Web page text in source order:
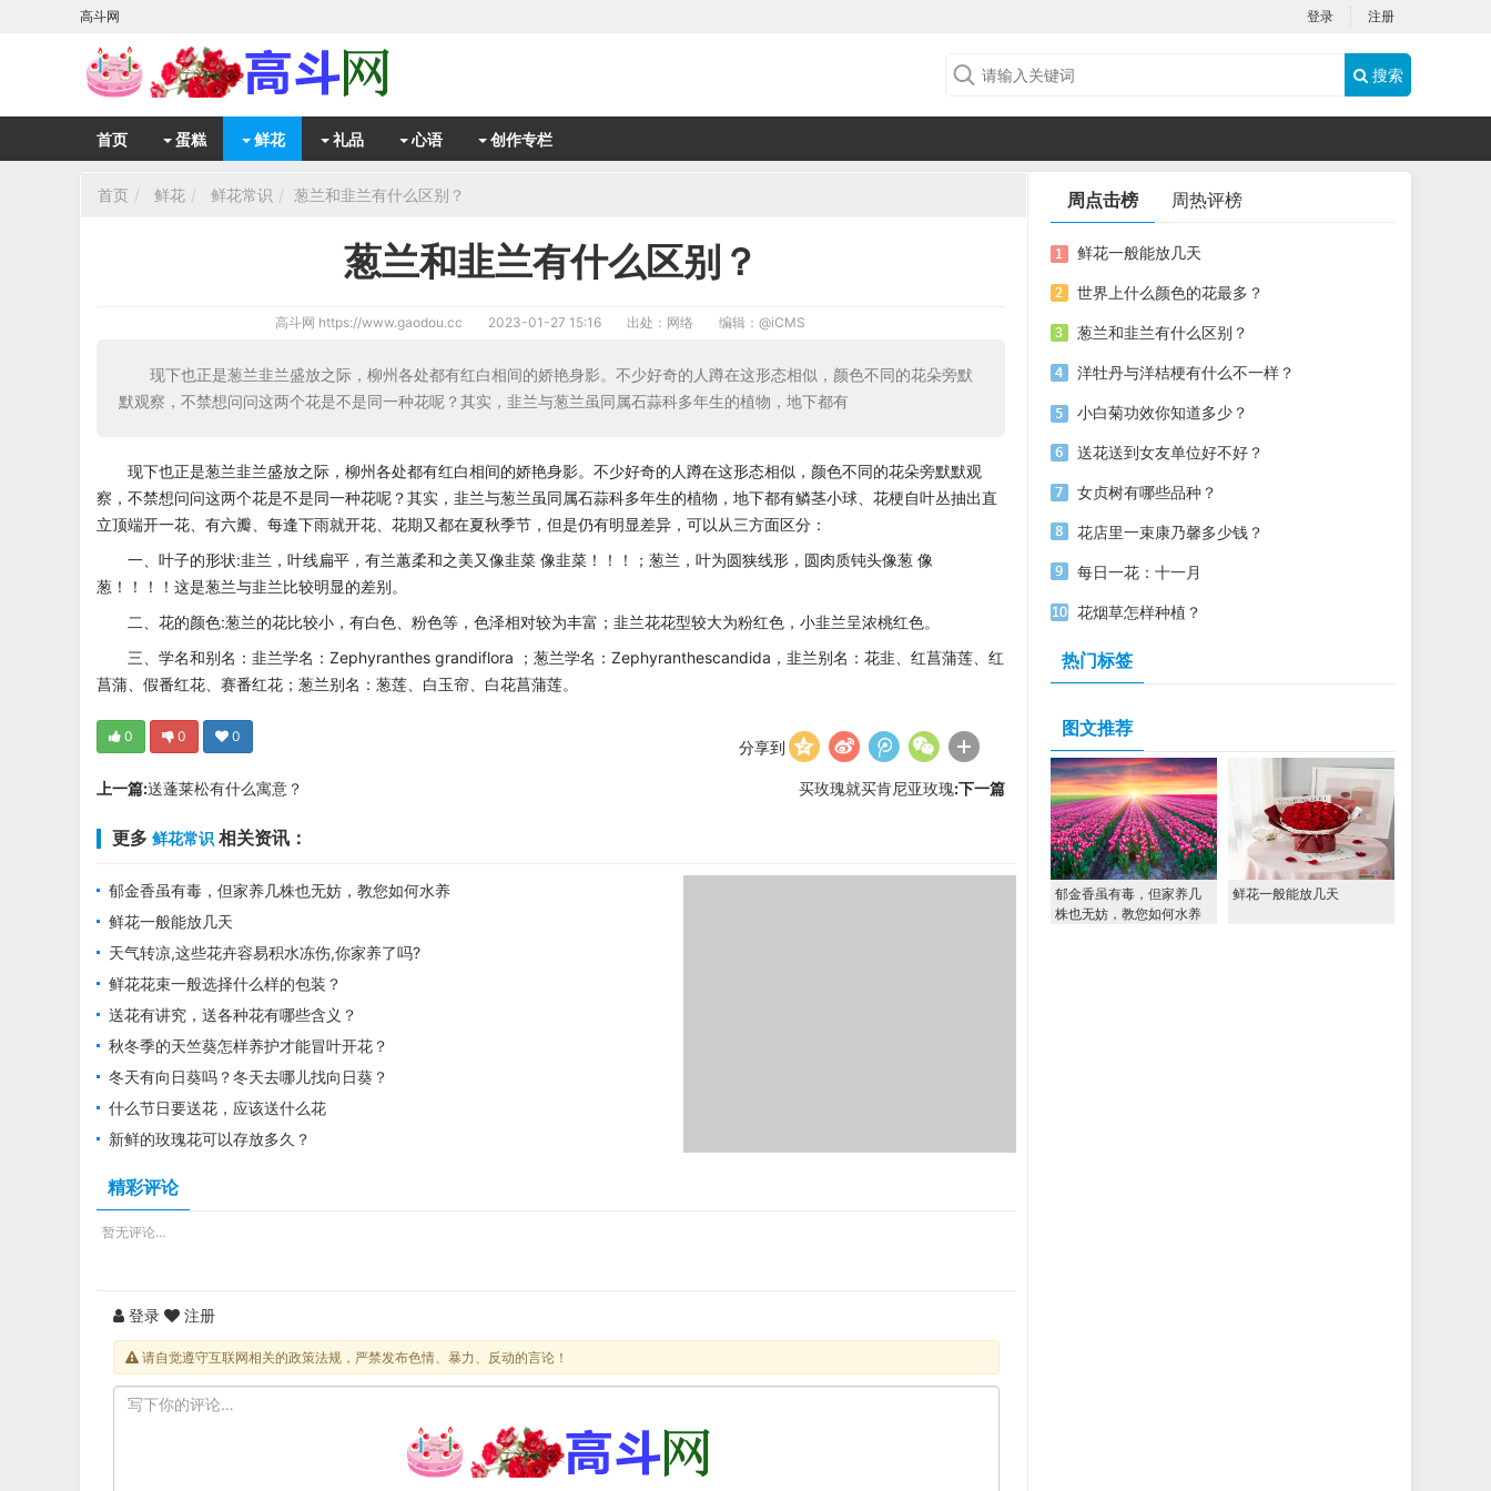
高斗网 登录 注册
搜索
首页 蛋糕 鲜花 礼品 心语 创作专栏
首页 鲜花 鲜花常识 葱兰和韭兰有什么区别？
葱兰和韭兰有什么区别？
高斗网 https://www.gaodou.cc 2023-01-27 15:16 出处：网络 编辑： @iCMS
现下也正是葱兰韭兰盛放之际，柳州各处都有红白相间的娇艳身影。不少好奇的人蹲在这形态相似，颜色不同的花朵旁默
默观察，不禁想问问这两个花是不是同一种花呢？其实，韭兰与葱兰虽同属石蒜科多年生的植物，地下都有
现下也正是葱兰韭兰盛放之际，柳州各处都有红白相间的娇艳身影。不少好奇的人蹲在这形态相似，颜色不同的花朵旁默默观
察，不禁想问问这两个花是不是同一种花呢？其实，韭兰与葱兰虽同属石蒜科多年生的植物，地下都有鳞茎小球、花梗自叶丛抽出直
立顶端开一花、有六瓣、每逢下雨就开花、花期又都在夏秋季节，但是仍有明显差异，可以从三方面区分：
一、叶子的形状:韭兰，叶线扁平，有兰蕙柔和之美又像韭菜 像韭菜！！！；葱兰，叶为圆狭线形，圆肉质钝头像葱 像
葱！！！！这是葱兰与韭兰比较明显的差别。
二、花的颜色:葱兰的花比较小，有白色、粉色等，色泽相对较为丰富；韭兰花花型较大为粉红色，小韭兰呈浓桃红色。
三、学名和别名：韭兰学名：Zephyranthes grandiflora ；葱兰学名：Zephyranthescandida，韭兰别名：花韭、红菖蒲莲、红
菖蒲、假番红花、赛番红花；葱兰别名：葱莲、白玉帘、白花菖蒲莲。
分享到
0 0 0
上一篇:送蓬莱松有什么寓意？ 买玫瑰就买肯尼亚玫瑰:下一篇
更多 鲜花常识 相关资讯：
郁金香虽有毒，但家养几株也无妨，教您如何水养
鲜花一般能放几天
天气转凉,这些花卉容易积水冻伤,你家养了吗?
鲜花花束一般选择什么样的包装？
送花有讲究，送各种花有哪些含义？
秋冬季的天竺葵怎样养护才能冒叶开花？
冬天有向日葵吗？冬天去哪儿找向日葵？
什么节日要送花，应该送什么花
新鲜的玫瑰花可以存放多久？
精彩评论
暂无评论...
登录 注册
请自觉遵守互联网相关的政策法规，严禁发布色情、暴力、反动的言论！
周点击榜 周热评榜
鲜花一般能放几天
世界上什么颜色的花最多？
葱兰和韭兰有什么区别？
洋牡丹与洋桔梗有什么不一样？
小白菊功效你知道多少？
送花送到女友单位好不好？
女贞树有哪些品种？
花店里一束康乃馨多少钱？
每日一花：十一月
花烟草怎样种植？
热门标签
图文推荐
郁金香虽有毒，但家养几
株也无妨，教您如何水养
鲜花一般能放几天